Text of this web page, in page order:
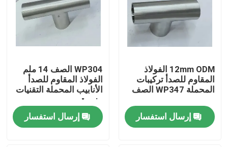
12mm ODM الفولاذ
المقاوم للصدأ تركيبات
المحملة WP347 الصف
إرسال استفسار
WP304 الصف 14 ملم
الفولاذ المقاوم للصدأ
الأنابيب المحملة التقنيات
مزورة
إرسال استفسار